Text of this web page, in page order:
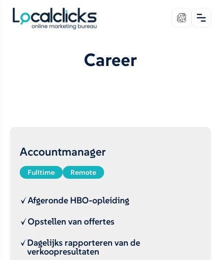
Career
Accountmanager
Fulltime Remote
Afgeronde HBO-opleiding
Opstellen van offertes
Dagelijks rapporteren van de
verkoopresultaten